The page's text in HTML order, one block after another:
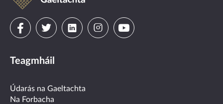
Gaeltachta
Visit
on
facebook
Visit
on
twitter
Visit
linkedin
VisitVisit
Teagmháil
Údarás na Gaeltachta
Na Forbacha